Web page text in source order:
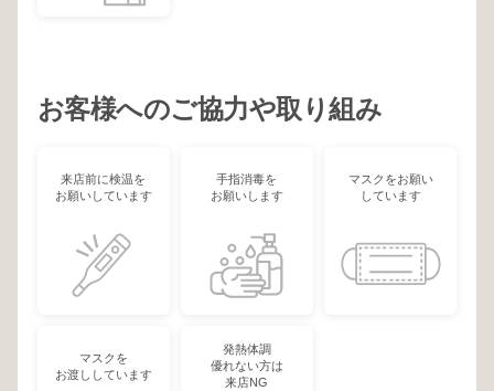
お客様へのご協力や取り組み
来店前に検温を
お願いしています
手指消毒を
お願いします
マスクをお願い
しています
マスクを
お渡ししています
発熱体調
優れない方は
来店NG